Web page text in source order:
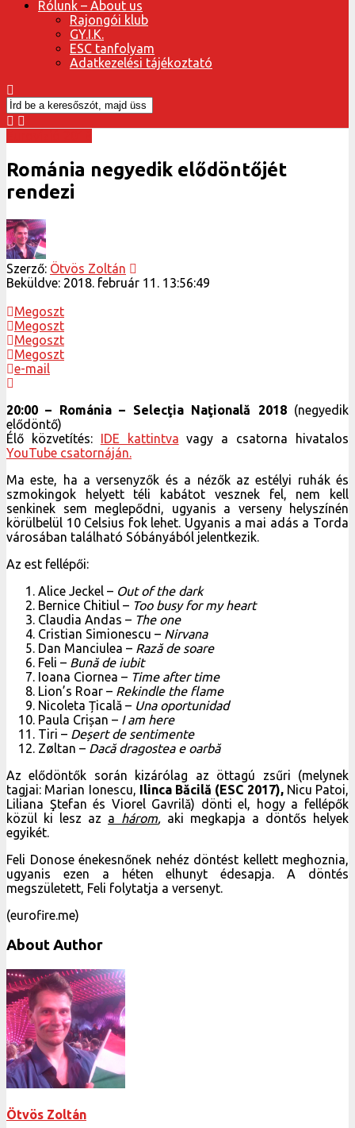
Rólunk – About us
Rajongói klub
GY.I.K.
ESC tanfolyam
Adatkezelési tájékoztató
Románia negyedik elődöntőjét
rendezi
Szerző: Ötvös Zoltán
Beküldve: 2018. február 11. 13:56:49
Megoszt
Megoszt
Megoszt
Megoszt
e-mail
20:00 – Románia – Selecţia Naţională 2018 (negyedik
elődöntő)
Élő közvetítés: IDE kattintva vagy a csatorna hivatalos
YouTube csatornáján.
Ma este, ha a versenyzők és a nézők az estélyi ruhák és
szmokingok helyett téli kabátot vesznek fel, nem kell
senkinek sem meglepődni, ugyanis a verseny helyszínén
körülbelül 10 Celsius fok lehet. Ugyanis a mai adás a Torda
városában található Sóbányából jelentkezik.
Az est fellépői:
Alice Jeckel – Out of the dark
Bernice Chitiul – Too busy for my heart
Claudia Andas – The one
Cristian Simionescu – Nirvana
Dan Manciulea – Rază de soare
Feli – Bună de iubit
Ioana Ciornea – Time after time
Lion’s Roar – Rekindle the flame
Nicoleta Țicală – Una oportunidad
Paula Crișan – I am here
Tiri – Deșert de sentimente
Zøltan – Dacă dragostea e oarbă
Az elődöntők során kizárólag az öttagú zsűri (melynek
tagjai: Marian Ionescu, Ilinca Băcilă (ESC 2017),Nicu Patoi,
Liliana Ştefan és Viorel Gavrilă) dönti el, hogy a fellépők
közül ki lesz az a három, aki megkapja a döntős helyek
egyikét.
Feli Donose énekesnőnek nehéz döntést kellett meghoznia,
ugyanis ezen a héten elhunyt édesapja. A döntés
megszületett, Feli folytatja a versenyt.
(eurofire.me)
About Author
Ötvös Zoltán